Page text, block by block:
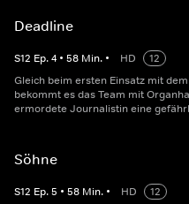
Deadline
S12 Ep.4 • 58 Min. • HD
12
Gleich beim ersten Einsatz mit
bekommt es das Team mit
ermordete Journalistin eine
Söhne
S12 Ep.5 • 58 Min. • HD
12